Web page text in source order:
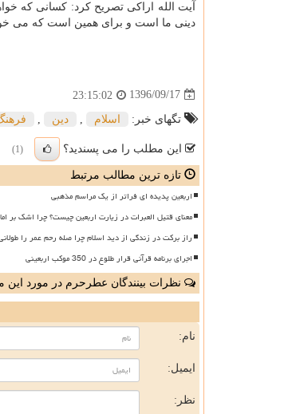
آیت الله اراكی تصریح كرد: كسانی كه
دینی ما است و برای همین است كه می
1396/09/17
23:15:02
تگهای خبر: اسلام دین
این مطلب را می پسندید؟ (1)
تازه ترین مطالب مرتبط
اربعین پدیده ای فراتر از یک مراسم مذهبی
معنای قتیل العبرات در زیارت اربعین چیست؟ چرا اشک بر
راز برکت در زندگی از دید اسلام چرا صله رحم عمر را
اجرای برنامه قرآنی قرار طلوع در 350 موکب اربعینی
نظرات بینندگان عطرحرم در مورد
نام:
ایمیل:
نظر: